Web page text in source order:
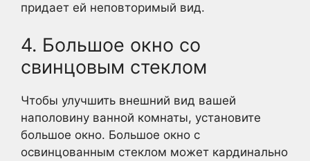
придает ей неповторимый вид.
4. Большое окно со
свинцовым стеклом
Чтобы улучшить внешний вид вашей
наполовину ванной комнаты, установите
большое окно. Большое окно с
освинцованным стеклом может кардинально